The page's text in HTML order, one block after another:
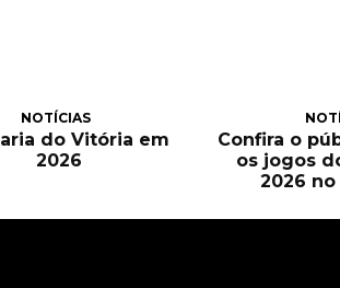
NOTÍCIAS
do Vitória em
2026
Confira o
os jogos
2026